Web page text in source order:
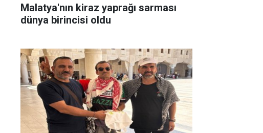
Malatya'nın kiraz yaprağı sarması
dünya birincisi oldu